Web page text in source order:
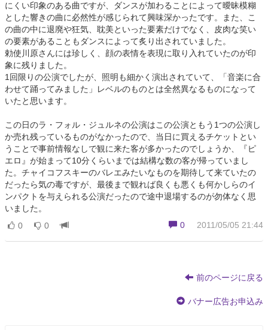
にくい印象のある曲ですが、ダンスが加わることによって曖昧模糊
とした響きの曲に必然性が感じられて興味深かったです。また、こ
の曲の中に退廃や狂気、耽美といった要素だけでなく、皮肉な笑い
の要素があることもダンスによって炙り出されていました。
勅使川原さんには珍しく、顔の表情を表現に取り入れていたのが印
象に残りました。
1回限りの公演でしたが、照明も細かく演出されていて、「音楽に合
わせて踊ってみました」レベルのものとは全然異なるものになって
いたと思います。
この日のラ・フォル・ジュルネの公演はこの公演ともう1つの公演し
か売れ残っているものがなかったので、当日に買えるチケットとい
うことで事前情報なしで観に来た客が多かったのでしょうか、『ピ
エロ』が始まって10分くらいまでは結構な数の客が帰っていまし
た。チャイコフスキーのバレエみたいなものを期待して来ていたの
だったら気の毒ですが、最後まで観れば良くも悪くも何かしらのイ
ンパクトを与えられる公演だったので途中退場するのが勿体なく思
いました。
0
2011/05/05 21:44
0 0
前のページに戻る
バナー広告お申込み